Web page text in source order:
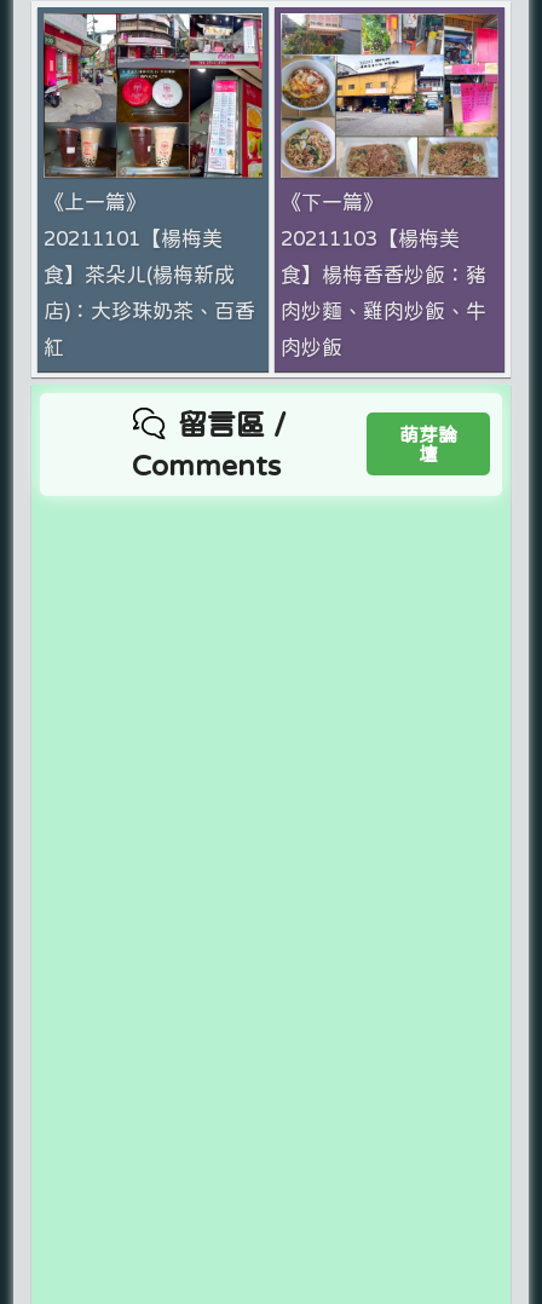
《上一篇》
20211101【楊梅美
食】茶朵ㄦ(楊梅新成
店)：大珍珠奶茶、百香
紅
《下一篇》
20211103【楊梅美
食】楊梅香香炒飯：豬
肉炒麵、雞肉炒飯、牛
肉炒飯
留言區 /
Comments
萌芽論
壇